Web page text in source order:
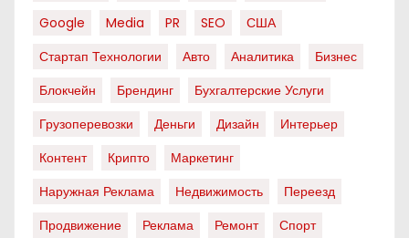
Google
Media PR SEO
США
Стартап Технологии
Авто Аналитика
Бизнес
Блокчейн
Брендинг
Бухгалтерские Услуги
Грузоперевозки
Деньги Дизайн
Интерьер
Контент
Крипто
Маркетинг
Наружная Реклама
Недвижимость
Переезд
Продвижение
Реклама Ремонт
Спорт